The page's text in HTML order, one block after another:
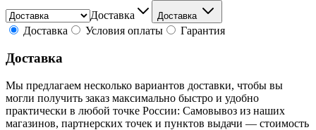
Доставка Доставка
Доставка Условия оплаты Гарантия
Доставка
Мы предлагаем несколько вариантов доставки, чтобы вы
могли получить заказ максимально быстро и удобно
практически в любой точке России: Самовывоз из наших
магазинов, партнерских точек и пунктов выдачи — стоимость